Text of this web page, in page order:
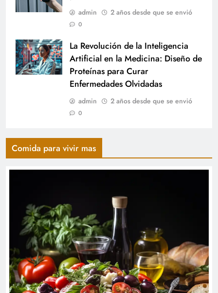
admin 2 años desde que se envió
0
La Revolución de la Inteligencia
Artificial en la Medicina: Diseño de
Proteínas para Curar
Enfermedades Olvidadas
admin 2 años desde que se envió
0
Comida para vivir mas